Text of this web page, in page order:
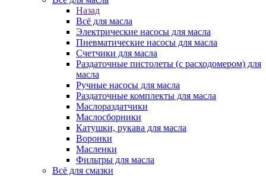
Назад
Всё для масла
Электрические насосы для масла
Пневматические насосы для масла
Счетчики для масла
Раздаточные пистолеты (с расходомером) для
масла
Ручные насосы для масла
Раздаточные комплекты для масла
Маслораздатчики
Маслосборники
Катушки, рукава для масла
Воронки
Масленки
Фильтры для масла
Всё для смазки